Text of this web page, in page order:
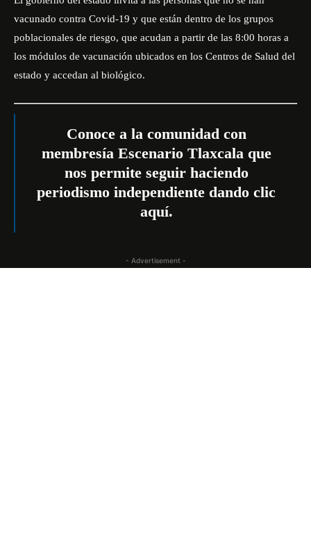
vacunado contra Covid-19 y que están dentro de los grupos
poblacionales de riesgo, que acudan a partir de las 8:00 horas a
los módulos de vacunación ubicados en los Centros de Salud del
estado y accedan al biológico.
Conoce a la comunidad con
membresía Escenario Tlaxcala que
nos permite seguir haciendo
periodismo independiente dando clic
aquí.
- Advertisement -